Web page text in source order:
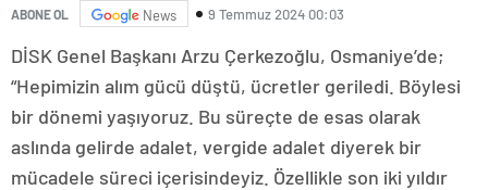
ABONE OL News 9 Temmuz 2024 00:03
DİSK Genel Başkanı Arzu Çerkezoğlu, Osmaniye’de;
“Hepimizin alım gücü düştü, ücretler geriledi. Böylesi
bir dönemi yaşıyoruz. Bu süreçte de esas olarak
aslında gelirde adalet, vergide adalet diyerek bir
mücadele süreci içerisindeyiz. Özellikle son iki yıldır